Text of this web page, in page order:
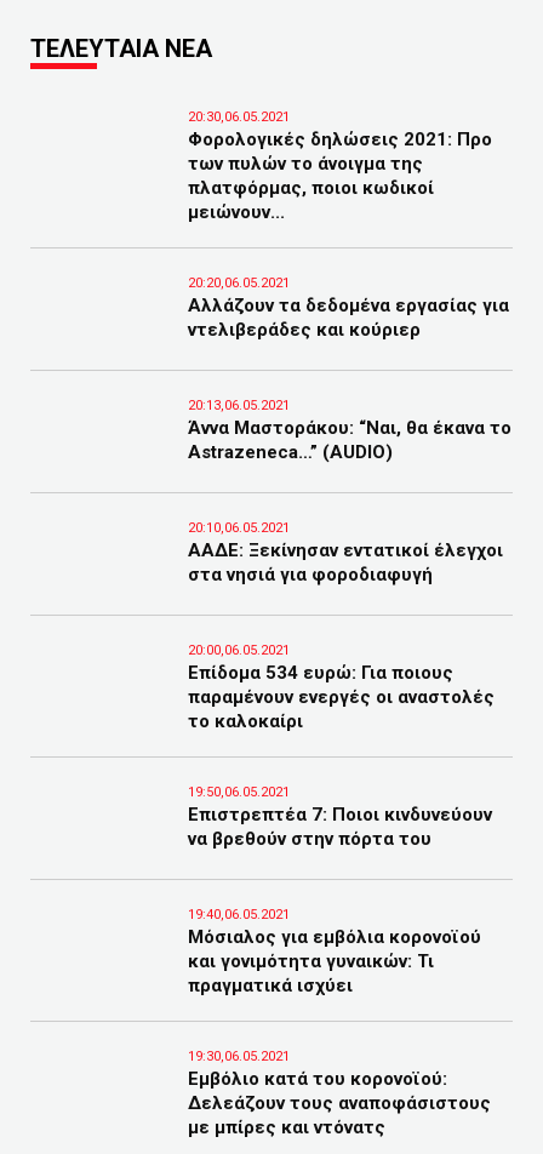
ΤΕΛΕΥΤΑΙΑ ΝΕΑ
20:30,06.05.2021
Φορολογικές δηλώσεις 2021: Προ
των πυλών το άνοιγμα της
πλατφόρμας, ποιοι κωδικοί
μειώνουν...
20:20,06.05.2021
Αλλάζουν τα δεδομένα εργασίας για
ντελιβεράδες και κούριερ
20:13,06.05.2021
Άννα Μαστοράκου: “Ναι, θα έκανα το
Astrazeneca…” (AUDIO)
20:10,06.05.2021
ΑΑΔΕ: Ξεκίνησαν εντατικοί έλεγχοι
στα νησιά για φοροδιαφυγή
20:00,06.05.2021
Επίδομα 534 ευρώ: Για ποιους
παραμένουν ενεργές οι αναστολές
το καλοκαίρι
19:50,06.05.2021
Επιστρεπτέα 7: Ποιοι κινδυνεύουν
να βρεθούν στην πόρτα του
19:40,06.05.2021
Μόσιαλος για εμβόλια κορονοϊού
και γονιμότητα γυναικών: Τι
πραγματικά ισχύει
19:30,06.05.2021
Εμβόλιο κατά του κορονοϊού:
Δελεάζουν τους αναποφάσιστους
με μπίρες και ντόνατς